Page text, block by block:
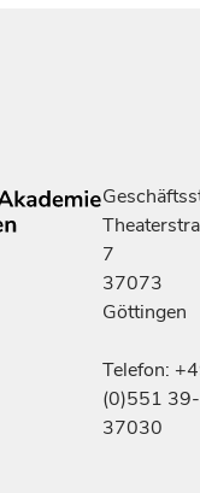
7
37073
Göttingen
Telefon:
(0)551 39-
37030